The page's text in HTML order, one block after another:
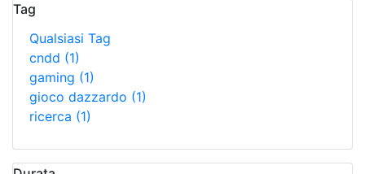
Tag
Qualsiasi Tag
cndd (1)
gaming (1)
gioco dazzardo (1)
ricerca (1)